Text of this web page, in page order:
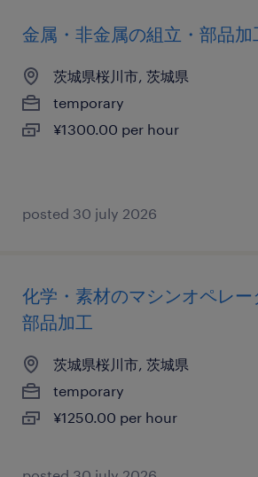
金属・非金属の組立・部品加
茨城県桜川市, 茨城県
temporary
¥1300.00 per hour
posted 30 july 2026
化学・素材のマシンオペレー
部品加工
茨城県桜川市, 茨城県
temporary
¥1250.00 per hour